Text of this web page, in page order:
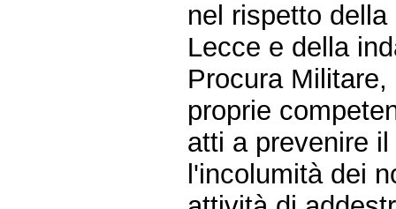
nel rispetto
Lecce e della
Procura
proprie
atti a prevenire
l'incolumità dei